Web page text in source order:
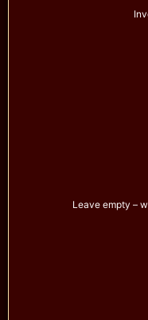
Leave empty –